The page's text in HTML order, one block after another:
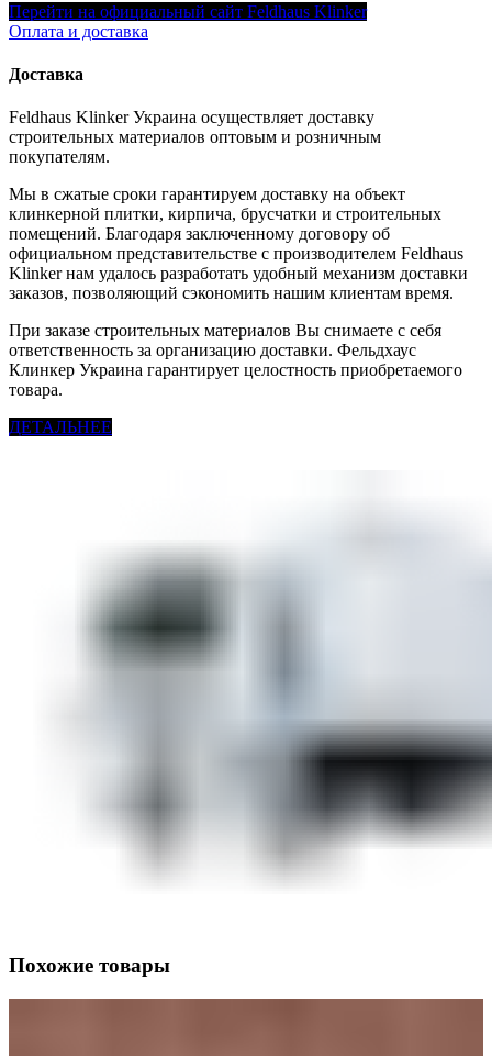
Перейти на официальный сайт Feldhaus Klinker
Оплата и доставка
Доставка
Feldhaus Klinker Украина осуществляет доставку
строительных материалов оптовым и розничным
покупателям.
Мы в сжатые сроки гарантируем доставку на объект
клинкерной плитки, кирпича, брусчатки и строительных
помещений. Благодаря заключенному договору об
официальном представительстве с производителем Feldhaus
Klinker нам удалось разработать удобный механизм доставки
заказов, позволяющий сэкономить нашим клиентам время.
При заказе строительных материалов Вы снимаете с себя
ответственность за организацию доставки. Фельдхаус
Клинкер Украина гарантирует целостность приобретаемого
товара.
ДЕТАЛЬНЕЕ
Похожие товары